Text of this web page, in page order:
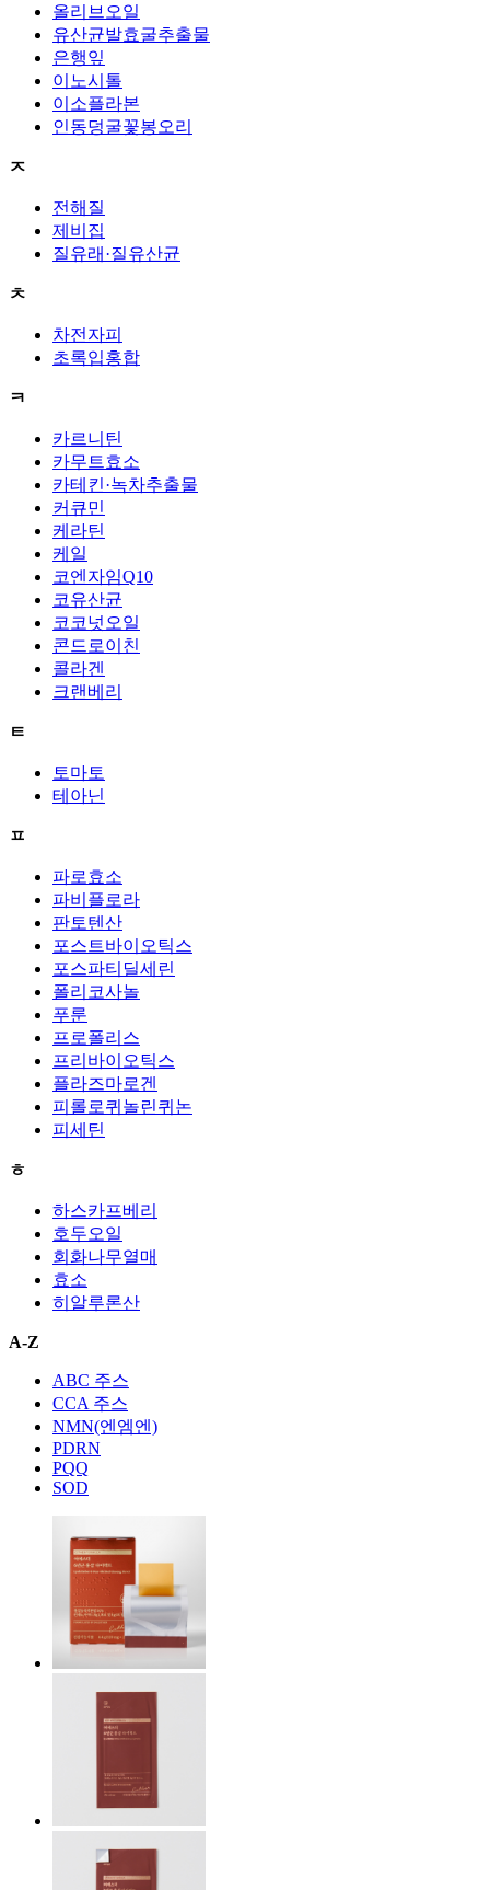
올리브오일
유산균발효굴추출물
은행잎
이노시톨
이소플라본
인동덩굴꽃봉오리
ㅈ
전해질
제비집
질유래·질유산균
ㅊ
차전자피
초록입홍합
ㅋ
카르니틴
카무트효소
카테킨·녹차추출물
커큐민
케라틴
케일
코엔자임Q10
코유산균
코코넛오일
콘드로이친
콜라겐
크랜베리
ㅌ
토마토
테아닌
ㅍ
파로효소
파비플로라
판토텐산
포스트바이오틱스
포스파티딜세린
폴리코사놀
푸룬
프로폴리스
프리바이오틱스
플라즈마로겐
피롤로퀴놀린퀴논
피세틴
ㅎ
하스카프베리
호두오일
회화나무열매
효소
히알루론산
A-Z
ABC 주스
CCA 주스
NMN(엔엠엔)
PDRN
PQQ
SOD